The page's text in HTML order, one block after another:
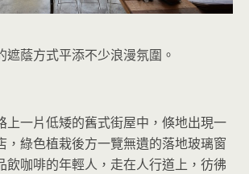
蔭方式平添不少浪漫氛圍。
上一片低矮的舊式街屋中，倏地出現一
，綠色植栽後方一覽無遺的落地玻璃窗
飲咖啡的年輕人，走在人行道上，彷彿